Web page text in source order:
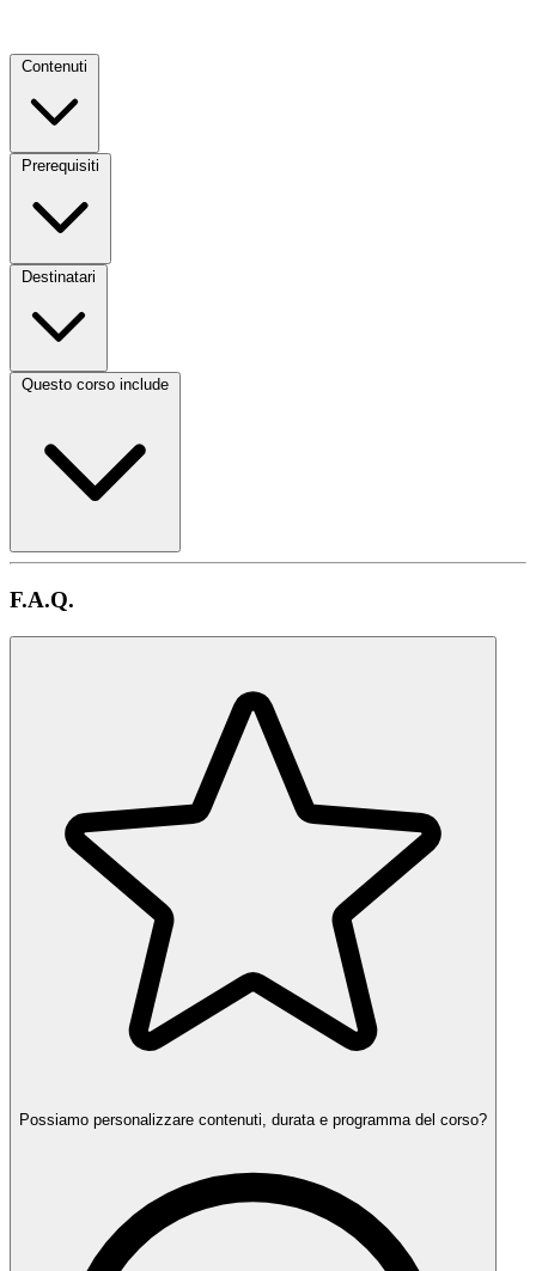
Contenuti
Prerequisiti
Destinatari
Questo corso include
F.A.Q.
Possiamo personalizzare contenuti, durata e programma del corso?